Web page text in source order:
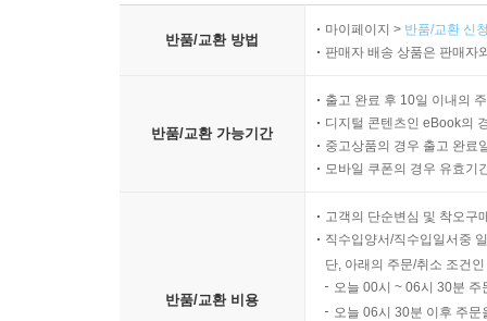
반품/교환 방법
마이페이지 > 반품/교환 신
판매자 배송 상품은 판매자
반품/교환 가능기간
출고 완료 후 10일 이내의
디지털 콘텐츠인 eBook의
중고상품의 경우 출고 완료
모바일 쿠폰의 경우 유효기
반품/교환 비용
고객의 단순변심 및 착오구
직수입양서/직수입일서중
단, 아래의 주문/취소 조건
오늘 00시 ~ 06시 30분
오늘 06시 30분 이후 주